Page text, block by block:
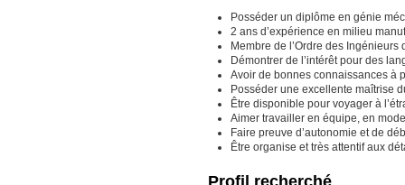
Posséder un diplôme en génie
2 ans d’expérience en milieu
Membre de l’Ordre des Ingénieurs
Démontrer de l’intérêt pour des
Avoir de bonnes connaissances à
Posséder une excellente maîtrise
Être disponible pour voyager à
Aimer travailler en équipe, en
Faire preuve d’autonomie et de
Être organise et très attentif aux
Profil recherché